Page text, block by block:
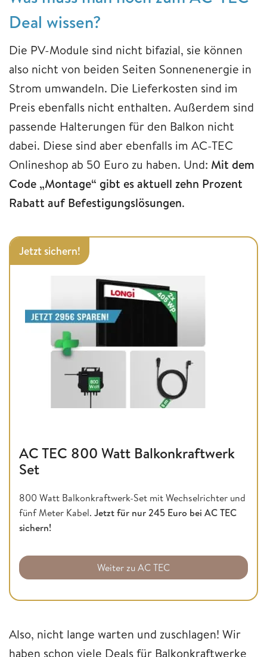
Deal wissen?
Die PV-Module sind nicht bifazial, sie können
also nicht von beiden Seiten Sonnenenergie in
Strom umwandeln. Die Lieferkosten sind im
Preis ebenfalls nicht enthalten. Außerdem sind
passende Halterungen für den Balkon nicht
dabei. Diese sind aber ebenfalls im AC-TEC
Onlineshop ab 50 Euro zu haben. Und: Mit dem
Code „Montage“ gibt es aktuell zehn Prozent
Rabatt auf Befestigungslösungen.
Jetzt sichern!
AC TEC 800 Watt Balkonkraftwerk
Set
800 Watt Balkonkraftwerk-Set mit Wechselrichter und
fünf Meter Kabel. Jetzt für nur 245 Euro bei AC TEC
sichern!
Weiter zu AC TEC
Also, nicht lange warten und zuschlagen! Wir
haben schon viele Deals für Balkonkraftwerke